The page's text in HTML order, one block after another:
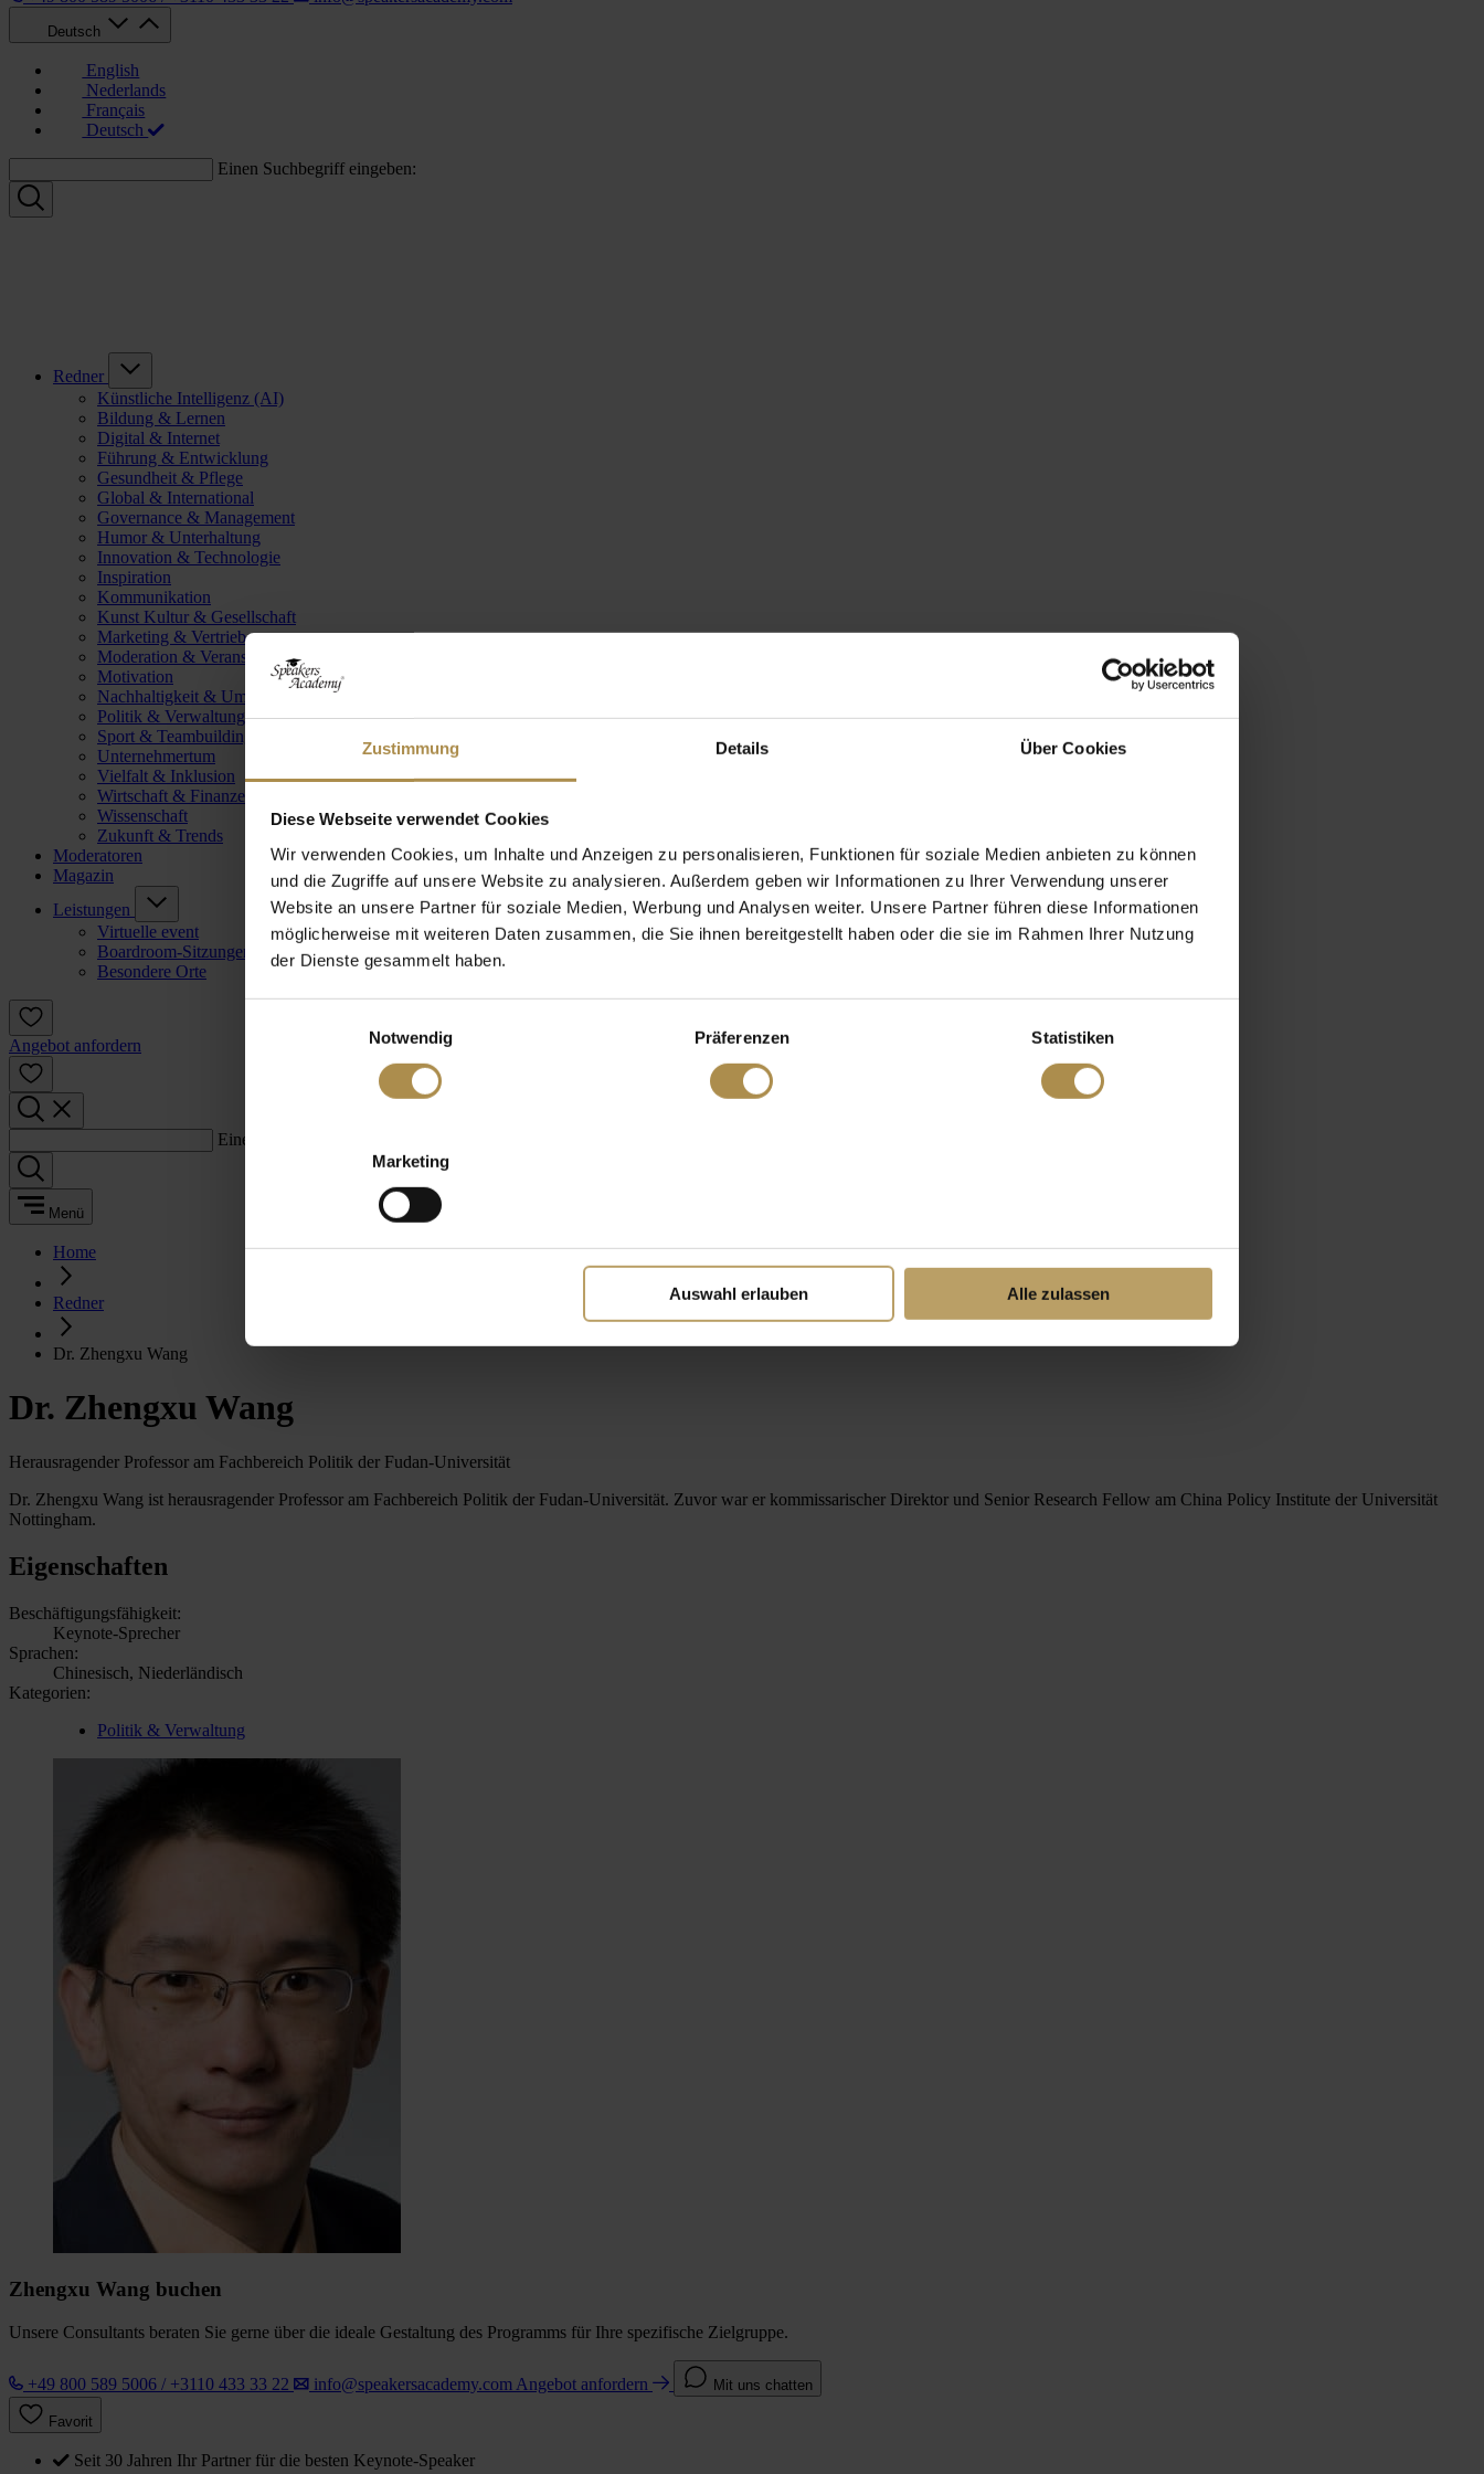
Zustimmung Details Über Cookies
Diese Webseite verwendet Cookies
Wir verwenden Cookies, um Inhalte und Anzeigen zu personalisieren, Funktionen für soziale Medien anbieten zu können
und die Zugriffe auf unsere Website zu analysieren. Außerdem geben wir Informationen zu Ihrer Verwendung unserer
Website an unsere Partner für soziale Medien, Werbung und Analysen weiter. Unsere Partner führen diese Informationen
möglicherweise mit weiteren Daten zusammen, die Sie ihnen bereitgestellt haben oder die sie im Rahmen Ihrer Nutzung
der Dienste gesammelt haben.
Notwendig
Präferenzen Statistiken
Marketing
Auswahl erlauben Alle zulassen
Deutsch
English
Nederlands
Français
Deutsch
Einen Suchbegriff eingeben:
Redner
Künstliche Intelligenz (AI)
Bildung & Lernen
Digital & Internet
Führung & Entwicklung
Gesundheit & Pflege
Global & International
Governance & Management
Humor & Unterhaltung
Innovation & Technologie
Inspiration
Kommunikation
Kunst Kultur & Gesellschaft
Marketing & Vertrieb
Moderation & Veranstaltungsleitung
Motivation
Nachhaltigkeit & Umwelt
Politik & Verwaltung
Sport & Teambuilding
Unternehmertum
Vielfalt & Inklusion
Wirtschaft & Finanzen
Wissenschaft
Zukunft & Trends
Moderatoren
Magazin
Leistungen
Virtuelle event
Boardroom-Sitzungen
Besondere Orte
Angebot anfordern
Einen Suchbegriff eingeben:
Menü
Home
Redner
Dr. Zhengxu Wang
Dr. Zhengxu Wang
Herausragender Professor am Fachbereich Politik der Fudan-Universität
Dr. Zhengxu Wang ist herausragender Professor am Fachbereich Politik der Fudan-Universität. Zuvor war er kommissarischer Direktor und Senior Research Fellow am China Policy Institute der Universität
Nottingham.
Eigenschaften
Beschäftigungsfähigkeit:
Keynote-Sprecher
Sprachen:
Chinesisch, Niederländisch
Kategorien:
Politik & Verwaltung
Zhengxu Wang buchen
Unsere Consultants beraten Sie gerne über die ideale Gestaltung des Programms für Ihre spezifische Zielgruppe.
+49 800 589 5006 / +3110 433 33 22 info@speakersacademy.com Angebot anfordern Mit uns chatten
Favorit
Seit 30 Jahren Ihr Partner für die besten Keynote-Speaker